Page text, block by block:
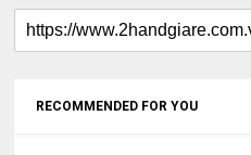
RECOMMENDED FOR YOU